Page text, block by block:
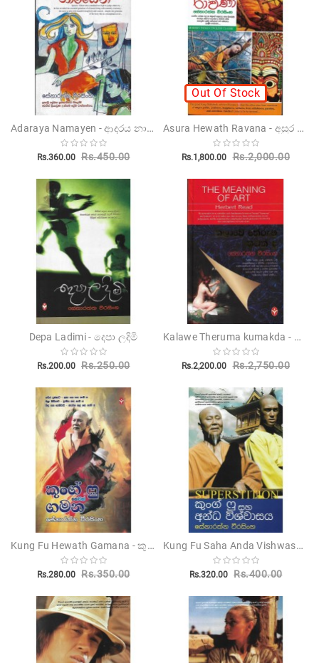
Novels
Poetry
Positive
Thinking
Recipes
Books
Stationery
Sankha
Publishers
Educational
Publications
Translations
Other
Publishers
Adaraya Namayen - ආදරය නාමයෙන්
Rs.360.00 Rs.450.00
Out Of Stock
Asura Hewath Ravana - අසුර හෙවත් රාවණා
Rs.1,800.00 Rs.2,000.00
Depa Ladimi - දෙපා ලදිමි
Rs.200.00 Rs.250.00
Kalawe Theruma kumakda - කලාවේ තේරුම කුමක්ද
Rs.2,200.00 Rs.2,750.00
Kung Fu Hewath Gamana - කුන්ග් ෆු හෙවත් ගමන
Rs.280.00 Rs.350.00
Kung Fu Saha Anda Vishwasaya - කුංග් ෆු සහ අන්ධ විශ්වාසය
Rs.320.00 Rs.400.00